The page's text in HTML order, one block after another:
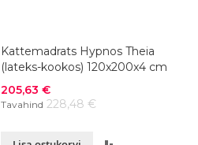
Kattemadrats Hypnos Theia
(lateks-kookos) 120x200x4 cm
Soodushind
205,63 €
Tavahind 228,48 €